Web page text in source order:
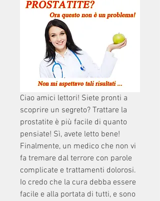
Ciao amici lettori! Siete pronti a
scoprire un segreto? Trattare la
prostatite è più facile di quanto
pensiate! Sì, avete letto bene!
Finalmente, un medico che non vi
fa tremare dal terrore con parole
complicate e trattamenti dolorosi.
Io credo che la cura debba essere
facile e alla portata di tutti, e sono